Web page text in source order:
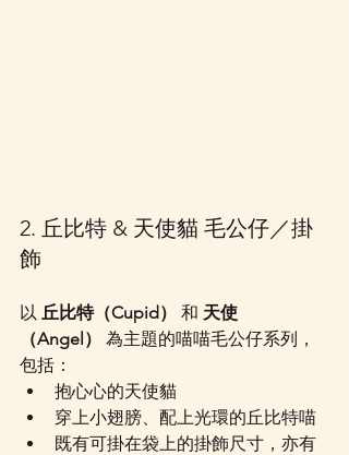
2. 丘比特 & 天使貓 毛公仔／掛
飾
以 丘比特（Cupid） 和 天使
（Angel）
為主題的喵喵毛公仔系列，
包括：
抱心心的天使貓
穿上小翅膀、配上光環的丘比特喵
既有可掛在袋上的掛飾尺寸，亦有